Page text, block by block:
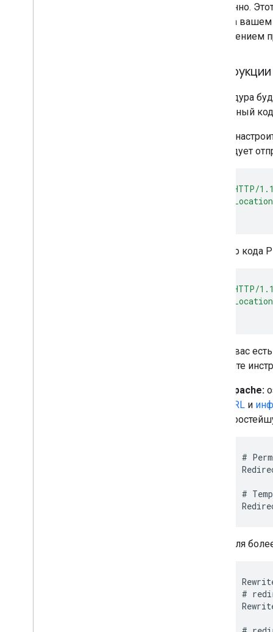
временно.
если на
объяснением
Процедура
серверный
Чтобы
не следует
'HTTP/
Пример кода
'HTTP/
Если у вас
Следуйте
Apache:
URL и
#
#
Для
#